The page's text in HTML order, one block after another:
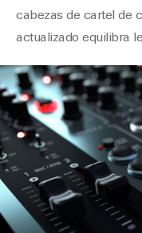
cabezas de cartel de
actualizado equilibra